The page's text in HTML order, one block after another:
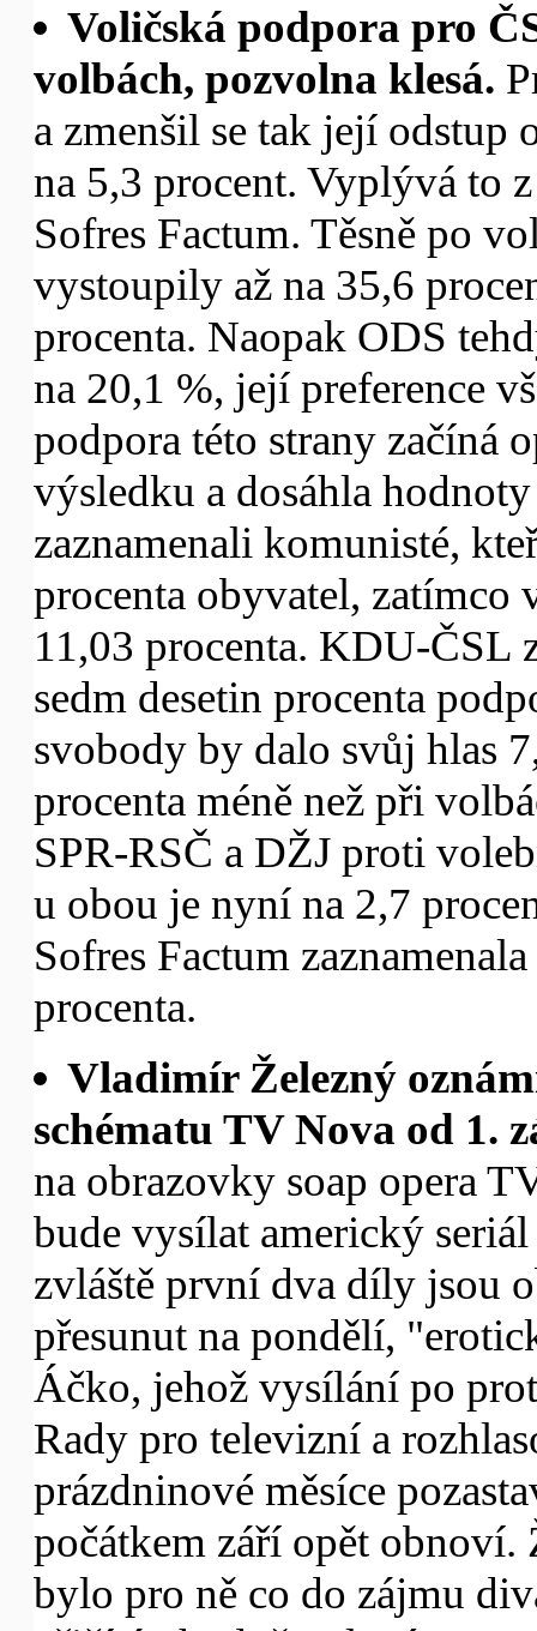
Voličská podpora pro
volbách, pozvolna klesá.
a zmenšil se tak její odstup
na 5,3 procent. Vyplývá to
Sofres Factum. Těsně po
vystoupily až na 35,6
procenta. Naopak ODS
na 20,1 %, její preference
podpora této strany začíná
výsledku a dosáhla
zaznamenali komunisté,
procenta obyvatel, zatímco
11,03 procenta. KDU-ČSL
sedm desetin procenta
svobody by dalo svůj hlas
procenta méně než při
SPR-RSČ a DŽJ proti
u obou je nyní na 2,7
Sofres Factum
procenta.
Vladimír Železný
schématu TV Nova od 1.
na obrazovky soap opera
bude vysílat americký
zvláště první dva díly jsou
přesunut na pondělí,
Áčko, jehož vysílání po
Rady pro televizní a
prázdninové měsíce
počátkem září opět obnoví.
bylo pro ně co do zájmu